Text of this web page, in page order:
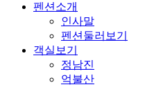
펜션소개
인사말
펜션둘러보기
객실보기
정남진
억불산